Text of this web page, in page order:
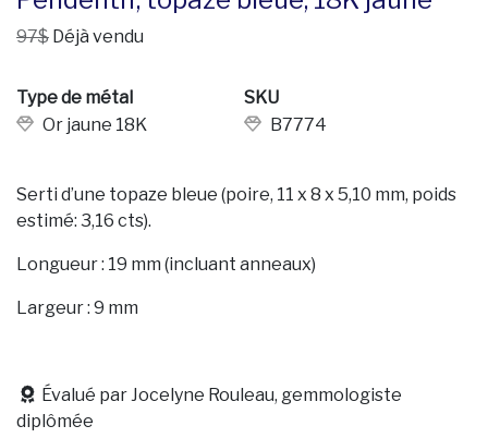
97$ Déjà vendu
Type de métal
Or jaune 18K
SKU
B7774
Serti d’une topaze bleue (poire, 11 x 8 x 5,10 mm, poids
estimé: 3,16 cts).
Longueur : 19 mm (incluant anneaux)
Largeur : 9 mm
Évalué par Jocelyne Rouleau, gemmologiste
diplômée